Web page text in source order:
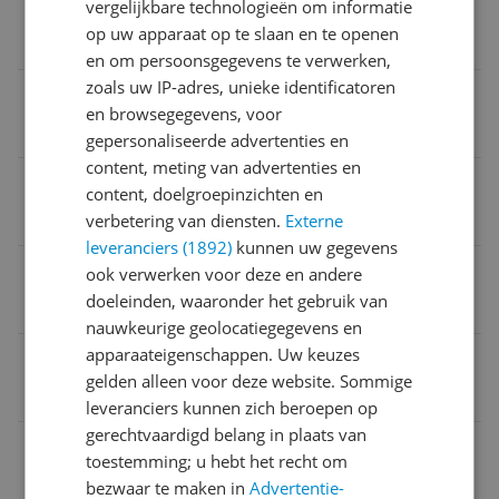
Verpakking breedte
Reparatie type
Carry-in
Product lengte
36,8 cm
Uitzonderingen fabrieksgarantie
Carry-in
Verpakking hoogte
0810514001277
vergelijkbare technologieën om informatie
op uw apparaat op te slaan en te openen
en om persoonsgegevens te verwerken,
zoals uw IP-adres, unieke identificatoren
en browsegegevens, voor
gepersonaliseerde advertenties en
content, meting van advertenties en
content, doelgroepinzichten en
verbetering van diensten. Externe
leveranciers (1892) kunnen uw gegevens
ook verwerken voor deze en andere
doeleinden, waaronder het gebruik van
nauwkeurige geolocatiegegevens en
apparaateigenschappen. Uw keuzes
gelden alleen voor deze website. Sommige
leveranciers kunnen zich beroepen op
gerechtvaardigd belang in plaats van
toestemming; u hebt het recht om
bezwaar te maken inAdvertentie-